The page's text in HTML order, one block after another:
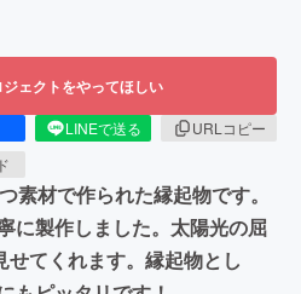
ェクトをやってほしい
LINEで送る
URLコピー
素材で作られた縁起物です。
に製作しました。太陽光の屈
てくれます。縁起物とし